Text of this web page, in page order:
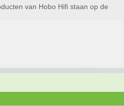
van Hobo Hifi staan op de